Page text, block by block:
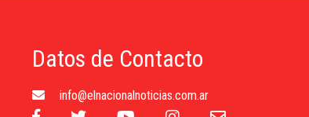
Datos de Contacto
info@elnacionalnoticias.com.ar